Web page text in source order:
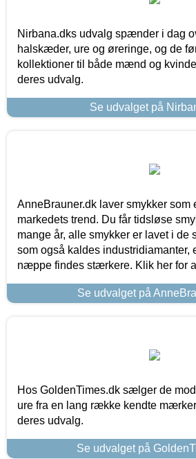
Nirbana.dks udvalg spænder i dag
halskæder, ure og øreringe, og de
kollektioner til både mænd og
deres udvalg.
Se udvalget på
AnneBrauner.dk laver smykker som
markedets trend. Du får tidsløse
mange år, alle smykker er lavet i de
som også kaldes industridiamanter,
næppe findes stærkere. Klik her for
Se udvalget på
Hos GoldenTimes.dk sælger de
ure fra en lang række kendte
deres udvalg.
Se udvalget på